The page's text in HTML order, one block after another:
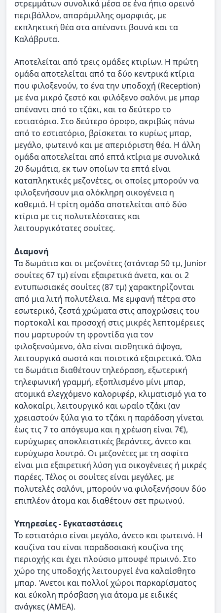
στρεμμάτων συνολικά μέσα σε ένα ήπιο ορεινό
περιβάλλον, απαράμιλλης ομορφιάς, με
εκπληκτική θέα στα απέναντι βουνά και τα
Καλάβρυτα.
Αποτελείται από τρεις ομάδες κτιρίων. Η πρώτη
ομάδα αποτελείται από τα δύο κεντρικά κτίρια
που φιλοξενούν, το ένα την υποδοχή (Reception)
με ένα μικρό ζεστό και φιλόξενο σαλόνι με μπαρ
απέναντι από το τζάκι, και το δεύτερο το
εστιατόριο. Στο δεύτερο όροφο, ακριβώς πάνω
από το εστιατόριο, βρίσκεται το κυρίως μπαρ,
μεγάλο, φωτεινό και με απεριόριστη θέα. Η άλλη
ομάδα αποτελείται από επτά κτίρια με συνολικά
20 δωμάτια, εκ των οποίων τα επτά είναι
καταπληκτικές μεζονέτες, οι οποίες μπορούν να
φιλοξενήσουν μια ολόκληρη οικογένεια η
καθεμιά. Η τρίτη ομάδα αποτελείται από δύο
κτίρια με τις πολυτελέστατες και
λειτουργικότατες σουίτες.
Διαμονή
Τα δωμάτια και οι μεζονέτες (στάνταρ 50 τμ, Junior
σουίτες 67 τμ) είναι εξαιρετικά άνετα, και οι 2
εντυπωσιακές σουίτες (87 τμ) χαρακτηρίζονται
από μια λιτή πολυτέλεια. Με εμφανή πέτρα στο
εσωτερικό, ζεστά χρώματα στις αποχρώσεις του
πορτοκαλί και προσοχή στις μικρές λεπτομέρειες
που μαρτυρούν τη φροντίδα για τον
φιλοξενούμενο, όλα είναι αισθητικά άψογα,
λειτουργικά σωστά και ποιοτικά εξαιρετικά. Όλα
τα δωμάτια διαθέτουν τηλεόραση, εξωτερική
τηλεφωνική γραμμή, εξοπλισμένο μίνι μπαρ,
ατομικά ελεγχόμενο καλοριφέρ, κλιματισμό για το
καλοκαίρι, λειτουργικό και ωραίο τζάκι (αν
χρειαστούν ξύλα για το τζάκι η παράδοση γίνεται
έως τις 7 το απόγευμα και η χρέωση είναι 7€),
ευρύχωρες αποκλειστικές βεράντες, άνετο και
ευρύχωρο λουτρό. Οι μεζονέτες με τη σοφίτα
είναι μια εξαιρετική λύση για οικογένειες ή μικρές
παρέες. Τέλος οι σουίτες είναι μεγάλες, με
πολυτελές σαλόνι, μπορούν να φιλοξενήσουν δύο
επιπλέον άτομα και διαθέτουν σετ πρωινού.
Υπηρεσίες - Εγκαταστάσεις
Το εστιατόριο είναι μεγάλο, άνετο και φωτεινό. Η
κουζίνα του είναι παραδοσιακή κουζίνα της
περιοχής και έχει πλούσιο μπουφέ πρωινό. Στο
χώρο της υποδοχής λειτουργεί ένα καλαίσθητο
μπαρ. 'Ανετοι και πολλοί χώροι παρκαρίσματος
και εύκολη πρόσβαση για άτομα με ειδικές
ανάγκες (ΑΜΕΑ).